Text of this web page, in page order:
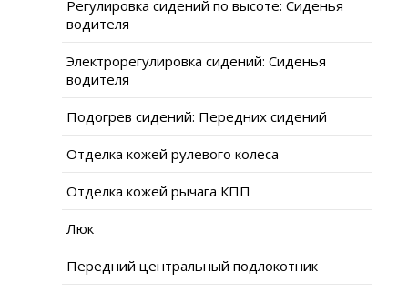
Регулировка сидений по высоте: Сиденья
водителя
Электрорегулировка сидений: Сиденья
водителя
Подогрев сидений: Передних сидений
Отделка кожей рулевого колеса
Отделка кожей рычага КПП
Люк
Передний центральный подлокотник